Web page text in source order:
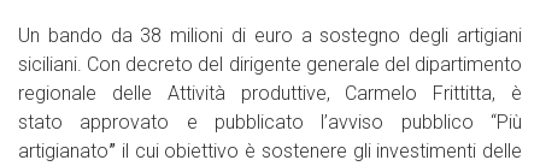
Un bando da 38 milioni di euro a sostegno degli artigiani
siciliani. Con decreto del dirigente generale del dipartimento
regionale delle Attività produttive, Carmelo Frittitta, è
stato approvato e pubblicato l’avviso pubblico “Più
artigianato” il cui obiettivo è sostenere gli investimenti delle